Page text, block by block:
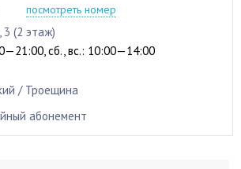
35 (067) 196-21-15
посмотреть номер
3 (2 этаж)
сб., вс.: 10:00—14:00
/ Троещина
абонемент